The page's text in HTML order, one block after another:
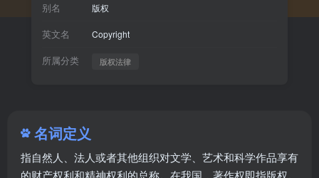
别名 版权
英文名 Copyright
所属分类 版权法律
名词定义
指自然人、法人或者其他组织对文学、艺术和科学作品享有